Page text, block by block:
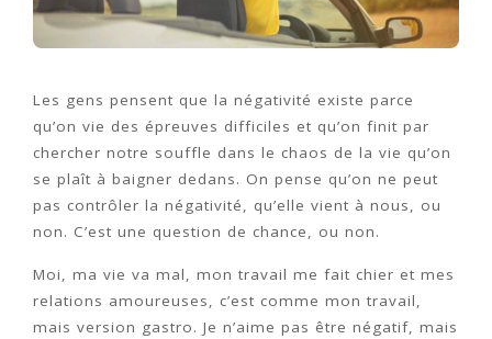
Les gens pensent que la négativité existe parce
qu’on vie des épreuves difficiles et qu’on finit par
chercher notre souffle dans le chaos de la vie qu’on
se plaît à baigner dedans. On pense qu’on ne peut
pas contrôler la négativité, qu’elle vient à nous, ou
non. C’est une question de chance, ou non.
Moi, ma vie va mal, mon travail me fait chier et mes
relations amoureuses, c’est comme mon travail,
mais version gastro. Je n’aime pas être négatif, mais